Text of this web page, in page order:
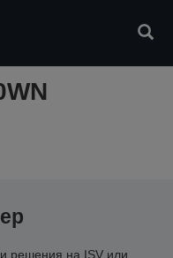
решения на ISV или